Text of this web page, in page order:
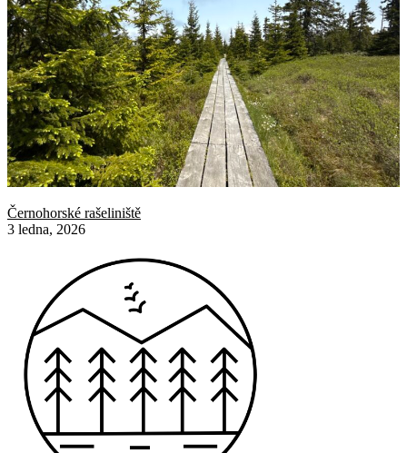
Černohorské rašeliniště
3 ledna, 2026